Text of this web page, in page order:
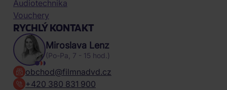
Audiotechnika
Vouchery
RYCHLÝ KONTAKT
Miroslava Lenz
(Po-Pa, 7 - 15 hod.)
obchod@filmnadvd.cz
+420 380 831 900